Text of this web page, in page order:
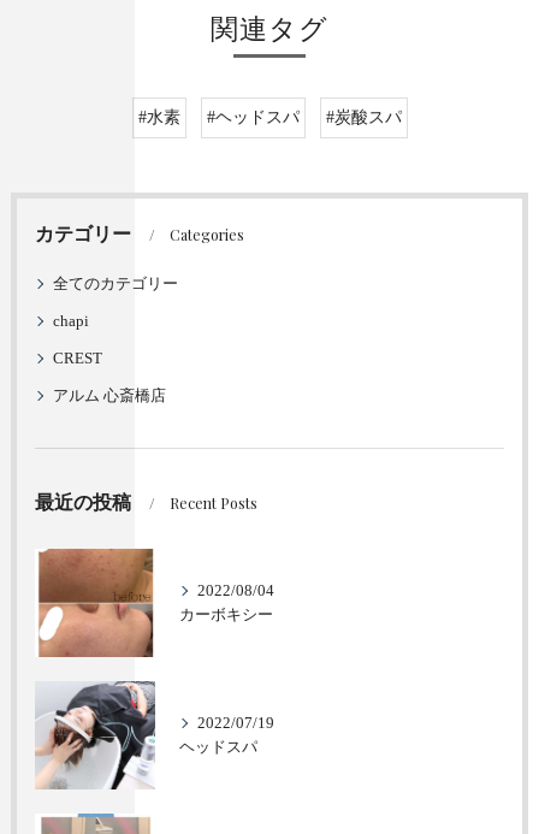
関連タグ
#水素 #ヘッドスパ #炭酸スパ
カテゴリー Categories
全てのカテゴリー
chapi
CREST
アルム 心斎橋店
最近の投稿 Recent Posts
2022/08/04
カーボキシー
2022/07/19
ヘッドスパ